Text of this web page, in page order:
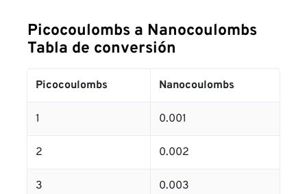
Picocoulombs a Nanocoulombs
Tabla de conversión
Picocoulombs Nanocoulombs
1 0.001
2 0.002
3 0.003